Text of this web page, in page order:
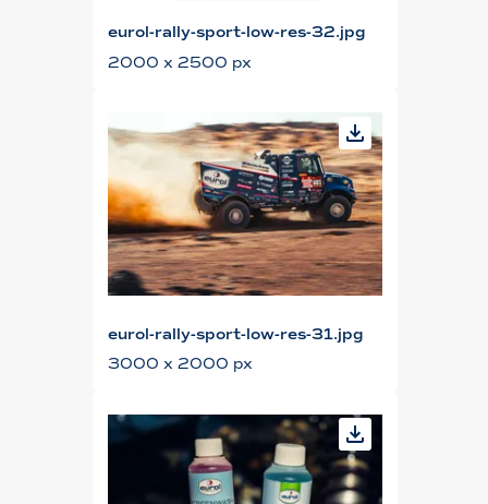
eurol-rally-sport-low-res-32.jpg
2000 x 2500 px
eurol-rally-sport-low-res-31.jpg
3000 x 2000 px